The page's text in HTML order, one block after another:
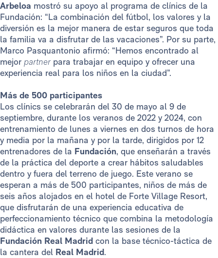
Arbeloa mostró su apoyo al programa de clínics de la
Fundación: “La combinación del fútbol, los valores y la
diversión es la mejor manera de estar seguros que toda
la familia va a disfrutar de las vacaciones”. Por su parte,
Marco Pasquantonio afirmó: “Hemos encontrado al
mejor partner para trabajar en equipo y ofrecer una
experiencia real para los niños en la ciudad”.
Más de 500 participantes
Los clínics se celebrarán del 30 de mayo al 9 de
septiembre, durante los veranos de 2022 y 2024, con
entrenamiento de lunes a viernes en dos turnos de hora
y media por la mañana y por la tarde, dirigidos por 12
entrenadores de la Fundación, que enseñarán a través
de la práctica del deporte a crear hábitos saludables
dentro y fuera del terreno de juego. Este verano se
esperan a más de 500 participantes, niños de más de
seis años alojados en el hotel de Forte Village Resort,
que disfrutarán de una experiencia educativa de
perfeccionamiento técnico que combina la metodología
didáctica en valores durante las sesiones de la
Fundación Real Madrid con la base técnico-táctica de
la cantera del Real Madrid.